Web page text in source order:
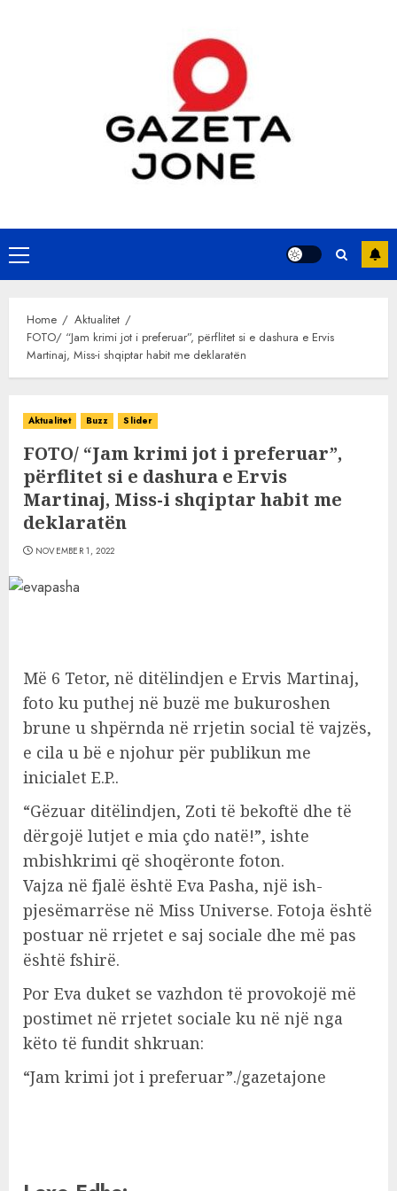
Primary
Menu
Home
Aktualitet
FOTO/ “Jam krimi jot i preferuar”, përflitet si e dashura e Ervis
Martinaj, Miss-i shqiptar habit me deklaratën
Aktualitet Buzz Slider
FOTO/ “Jam krimi jot i preferuar”,
përflitet si e dashura e Ervis
Martinaj, Miss-i shqiptar habit me
deklaratën
NOVEMBER 1, 2022
Më 6 Tetor, në ditëlindjen e Ervis Martinaj,
foto ku puthej në buzë me bukuroshen
brune u shpërnda në rrjetin social të vajzës,
e cila u bë e njohur për publikun me
inicialet E.P..
“Gëzuar ditëlindjen, Zoti të bekoftë dhe të
dërgojë lutjet e mia çdo natë!”, ishte
mbishkrimi që shoqëronte foton.
Vajza në fjalë është Eva Pasha, një ish-
pjesëmarrëse në Miss Universe. Fotoja është
postuar në rrjetet e saj sociale dhe më pas
është fshirë.
Por Eva duket se vazhdon të provokojë më
postimet në rrjetet sociale ku në një nga
këto të fundit shkruan:
“Jam krimi jot i preferuar”./gazetajone